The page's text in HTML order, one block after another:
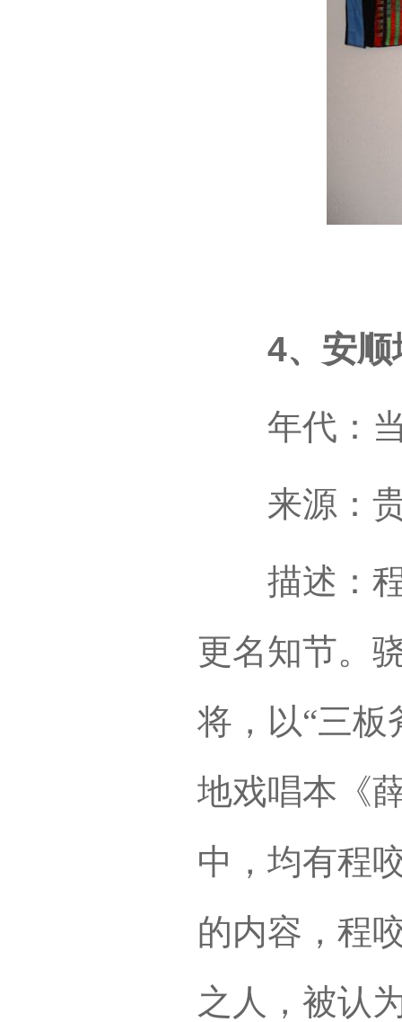
4、安顺
年代：
来源：贵
描述：程
更名知节。
将，以“三板
地戏唱本《
中，均有程
的内容，程
之人，被认